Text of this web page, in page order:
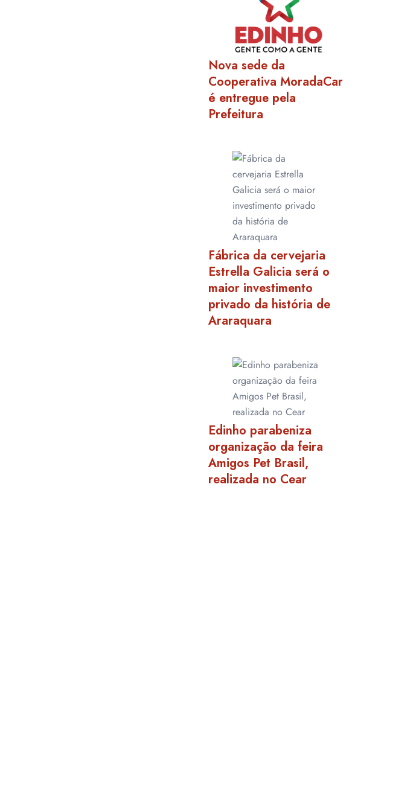
Nova sede da
Cooperativa MoradaCar
é entregue pela
Prefeitura
Fábrica da cervejaria
Estrella Galicia será o
maior investimento
privado da história de
Araraquara
Edinho parabeniza
organização da feira
Amigos Pet Brasil,
realizada no Cear